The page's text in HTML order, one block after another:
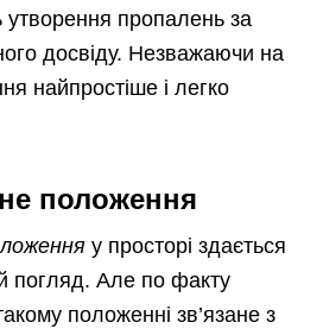
утворення пропалень за
досвіду. Незважаючи на
найпростіше і легко
положення
у просторі здається
погляд. Але по факту
положенні зв’язане з